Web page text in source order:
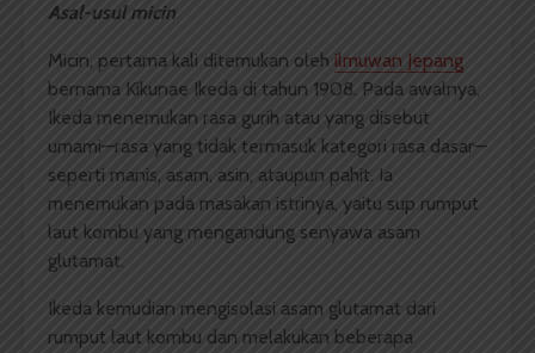
Asal-usul micin
Micin, pertama kali ditemukan oleh ilmuwan Jepang
bernama Kikunae Ikeda di tahun 1908. Pada awalnya,
Ikeda menemukan rasa gurih atau yang disebut
umami—rasa yang tidak termasuk kategori rasa dasar—
seperti manis, asam, asin, ataupun pahit. Ia
menemukan pada masakan istrinya, yaitu sup rumput
laut kombu yang mengandung senyawa asam
glutamat.
Ikeda kemudian mengisolasi asam glutamat dari
rumput laut kombu dan melakukan beberapa